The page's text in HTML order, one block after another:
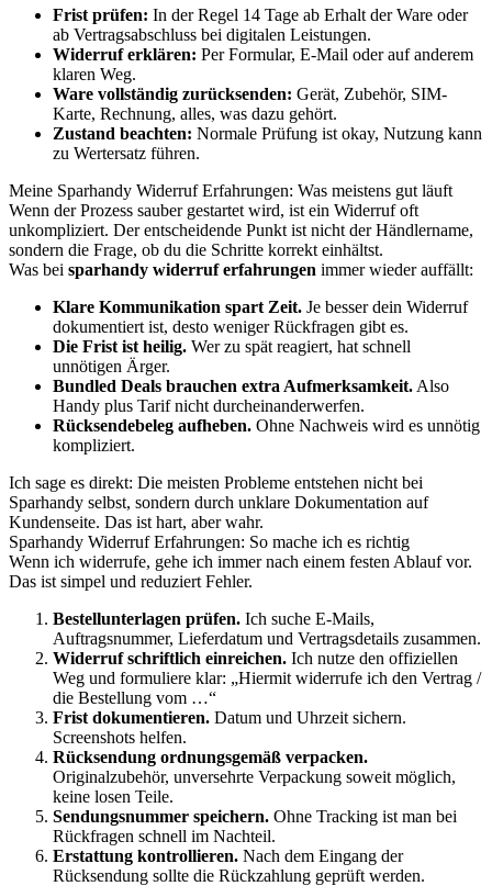
Frist prüfen: In der Regel 14 Tage ab Erhalt der Ware oder
ab Vertragsabschluss bei digitalen Leistungen.
Widerruf erklären: Per Formular, E-Mail oder auf anderem
klaren Weg.
Ware vollständig zurücksenden: Gerät, Zubehör, SIM-
Karte, Rechnung, alles, was dazu gehört.
Zustand beachten: Normale Prüfung ist okay, Nutzung kann
zu Wertersatz führen.
Meine Sparhandy Widerruf Erfahrungen: Was meistens gut läuft
Wenn der Prozess sauber gestartet wird, ist ein Widerruf oft
unkompliziert. Der entscheidende Punkt ist nicht der Händlername,
sondern die Frage, ob du die Schritte korrekt einhältst.
Was bei sparhandy widerruf erfahrungen immer wieder auffällt:
Klare Kommunikation spart Zeit. Je besser dein Widerruf
dokumentiert ist, desto weniger Rückfragen gibt es.
Die Frist ist heilig. Wer zu spät reagiert, hat schnell
unnötigen Ärger.
Bundled Deals brauchen extra Aufmerksamkeit. Also
Handy plus Tarif nicht durcheinanderwerfen.
Rücksendebeleg aufheben. Ohne Nachweis wird es unnötig
kompliziert.
Ich sage es direkt: Die meisten Probleme entstehen nicht bei
Sparhandy selbst, sondern durch unklare Dokumentation auf
Kundenseite. Das ist hart, aber wahr.
Sparhandy Widerruf Erfahrungen: So mache ich es richtig
Wenn ich widerrufe, gehe ich immer nach einem festen Ablauf vor.
Das ist simpel und reduziert Fehler.
Bestellunterlagen prüfen. Ich suche E-Mails,
Auftragsnummer, Lieferdatum und Vertragsdetails zusammen.
Widerruf schriftlich einreichen. Ich nutze den offiziellen
Weg und formuliere klar: „Hiermit widerrufe ich den Vertrag /
die Bestellung vom …“
Frist dokumentieren. Datum und Uhrzeit sichern.
Screenshots helfen.
Rücksendung ordnungsgemäß verpacken.
Originalzubehör, unversehrte Verpackung soweit möglich,
keine losen Teile.
Sendungsnummer speichern. Ohne Tracking ist man bei
Rückfragen schnell im Nachteil.
Erstattung kontrollieren. Nach dem Eingang der
Rücksendung sollte die Rückzahlung geprüft werden.